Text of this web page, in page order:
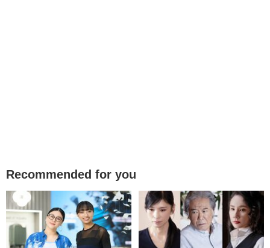
Recommended for you